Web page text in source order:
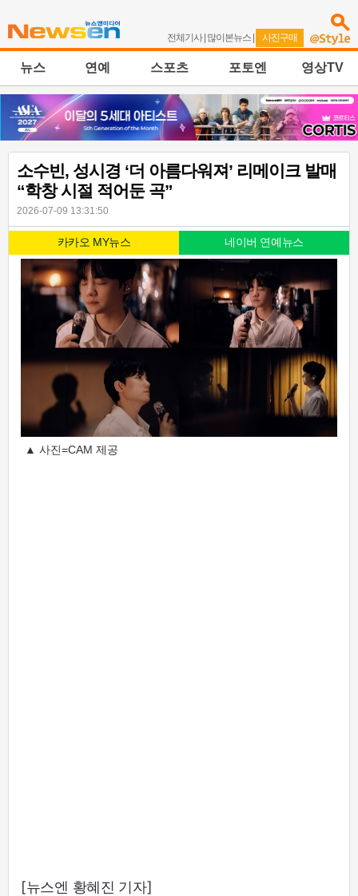
전체기사| 많이본뉴스 | 사진구매
뉴스 연예 스포츠 포토엔 영상TV
소수빈, 성시경 ‘더 아름다워져’ 리메이크 발매
“학창 시절 적어둔 곡”
2026-07-09 13:31:50
카카오 MY뉴스 네이버 연예뉴스
▲ 사진=CAM 제공
[뉴스엔 황혜진 기자]